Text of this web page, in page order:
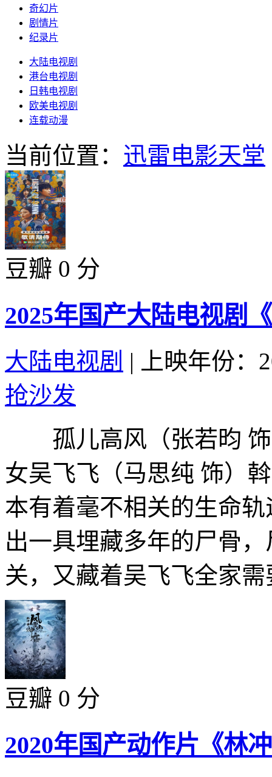
奇幻片
剧情片
纪录片
大陆电视剧
港台电视剧
日韩电视剧
欧美电视剧
连载动漫
当前位置： 迅雷电影天堂
豆瓣 0 分
2025年国产大陆电视剧
大陆电视剧 |
上映年份：
抢沙发
孤儿高风（张若昀 饰
女吴飞飞（马思纯 饰）
本有着毫不相关的生命
出一具埋藏多年的尸骨
关，又藏着吴飞飞全家
豆瓣 0 分
2020年国产动作片《林